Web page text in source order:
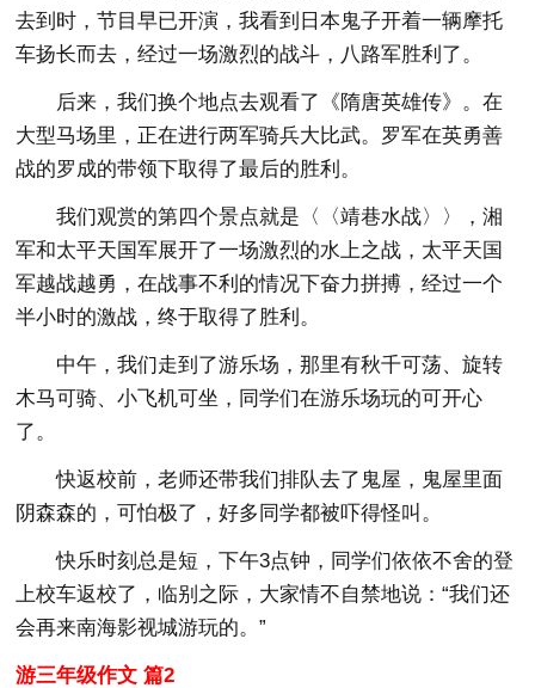
去到时，节目早已开演，我看到日本鬼子开着一辆摩托
车扬长而去，经过一场激烈的战斗，八路军胜利了。
后来，我们换个地点去观看了《隋唐英雄传》。在
大型马场里，正在进行两军骑兵大比武。罗军在英勇善
战的罗成的带领下取得了最后的胜利。
我们观赏的第四个景点就是〈〈靖巷水战〉〉，湘
军和太平天国军展开了一场激烈的水上之战，太平天国
军越战越勇，在战事不利的情况下奋力拼搏，经过一个
半小时的激战，终于取得了胜利。
中午，我们走到了游乐场，那里有秋千可荡、旋转
木马可骑、小飞机可坐，同学们在游乐场玩的可开心
了。
快返校前，老师还带我们排队去了鬼屋，鬼屋里面
阴森森的，可怕极了，好多同学都被吓得怪叫。
快乐时刻总是短，下午3点钟，同学们依依不舍的登
上校车返校了，临别之际，大家情不自禁地说：“我们还
会再来南海影视城游玩的。”
游三年级作文 篇2